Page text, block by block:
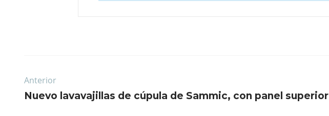
Anterior
Nuevo lavavajillas de cúpula de Sammic, con panel superior